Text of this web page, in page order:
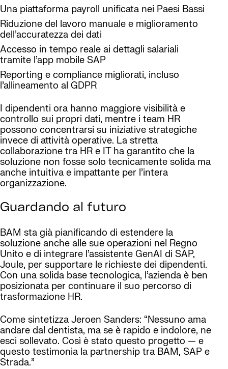
Una piattaforma payroll unificata nei Paesi Bassi
Riduzione del lavoro manuale e miglioramento
dell’accuratezza dei dati
Accesso in tempo reale ai dettagli salariali
tramite l’app mobile SAP
Reporting e compliance migliorati, incluso
l’allineamento al GDPR
I dipendenti ora hanno maggiore visibilità e
controllo sui propri dati, mentre i team HR
possono concentrarsi su iniziative strategiche
invece di attività operative. La stretta
collaborazione tra HR e IT ha garantito che la
soluzione non fosse solo tecnicamente solida ma
anche intuitiva e impattante per l’intera
organizzazione.
Guardando al futuro
BAM sta già pianificando di estendere la
soluzione anche alle sue operazioni nel Regno
Unito e di integrare l’assistente GenAI di SAP,
Joule, per supportare le richieste dei dipendenti.
Con una solida base tecnologica, l’azienda è ben
posizionata per continuare il suo percorso di
trasformazione HR.
Come sintetizza Jeroen Sanders: “Nessuno ama
andare dal dentista, ma se è rapido e indolore, ne
esci sollevato. Così è stato questo progetto — e
questo testimonia la partnership tra BAM, SAP e
Strada.”